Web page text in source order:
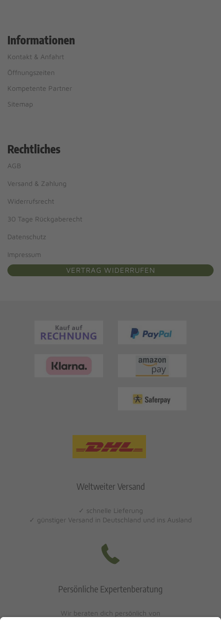
Informationen
Kontakt & Anfahrt
Öffnungszeiten
Kompetente Partner
Sitemap
Rechtliches
AGB
Versand & Zahlung
Widerrufsrecht
30 Tage Rückgaberecht
Datenschutz
Impressum
VERTRAG WIDERRUFEN
Weltweiter Versand
✓ schnelle Lieferung
✓ günstiger Versand in Deutschland und ins Ausland
Persönliche Expertenberatung
Wir beraten dich persönlich von